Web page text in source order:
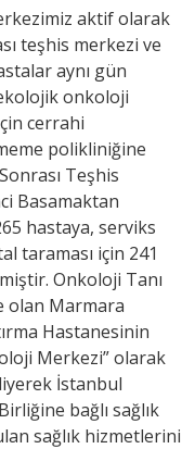
aktif olarak
teşhis merkezi ve
aynı gün
onkoloji
cerrahi
polikliniğine
Teşhis
Basamaktan
hastaya, serviks
taraması için 241
Onkoloji Tanı
olan Marmara
Hastanesinin
Merkezi” olarak
İstanbul
bağlı sağlık
sağlık hizmetlerini